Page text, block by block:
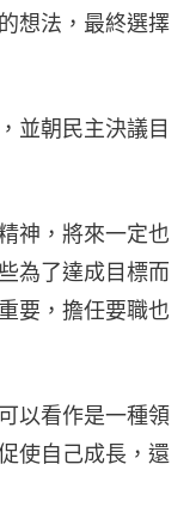
想法，最終選擇
並朝民主決議目
神，將來一定也
為了達成目標而
要，擔任要職也
以看作是一種領
使自己成長，還